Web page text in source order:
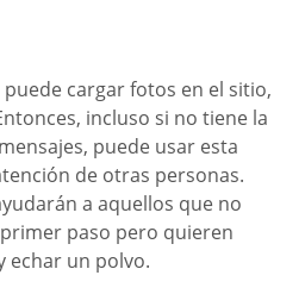
cargar fotos en el sitio,
incluso si no tiene la
puede usar esta
de otras personas.
a aquellos que no
paso pero quieren
echar un polvo.